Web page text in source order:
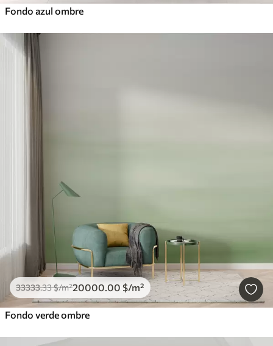
Fondo azul ombre
33333.33$/m²20000.00 $/m²
Fondo verde ombre